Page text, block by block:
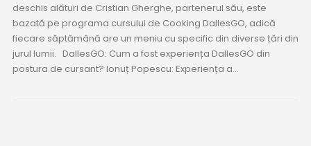
deschis alături de Cristian Gherghe, partenerul său, este
bazată pe programa cursului de Cooking DallesGO, adică
fiecare săptămână are un meniu cu specific din diverse țări din
jurul lumii. DallesGO: Cum a fost experiența DallesGO din
postura de cursant? Ionuț Popescu: Experiența a...